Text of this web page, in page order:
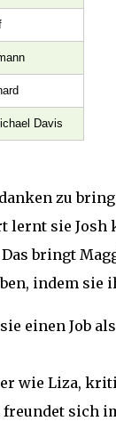
Davis
zu
lernt sie
bringt
indem sie
einen Job
wie Liza,
freundet sich